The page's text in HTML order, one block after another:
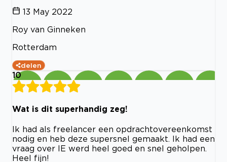
13 May 2022
Roy van Ginneken
Rotterdam
delen
10
Wat is dit superhandig zeg!
Ik had als freelancer een opdrachtovereenkomst
nodig en heb deze supersnel gemaakt. Ik had een
vraag over IE werd heel goed en snel geholpen.
Heel fijn!